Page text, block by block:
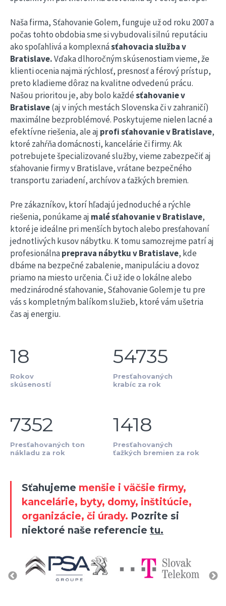
Naša firma, Sťahovanie Golem, funguje už od roku 2007 a
počas tohto obdobia sme si vybudovali silnú reputáciu
ako spoľahlivá a komplexnásťahovacia služba v
Bratislave.Vďaka dlhoročným skúsenostiam vieme, že
klienti ocenia najmä rýchlosť, presnosť a férový prístup,
preto kladieme dôraz na kvalitne odvedenú prácu.
Našou prioritou je, aby bolo každésťahovanie v
Bratislave(aj v iných mestách Slovenska či v zahraničí)
maximálne bezproblémové. Poskytujeme nielen lacné a
efektívne riešenia, ale aj profi sťahovanie v Bratislave,
ktoré zahŕňa domácnosti, kancelárie či firmy. Ak
potrebujete špecializované služby, vieme zabezpečiť aj
sťahovanie firmy v Bratislave, vrátane bezpečného
transportu zariadení, archívov a ťažkých bremien.
Pre zákazníkov, ktorí hľadajú jednoduché a rýchle
riešenia, ponúkame aj malé sťahovanie v Bratislave,
ktoré je ideálne pri menších bytoch alebo presťahovaní
jednotlivých kusov nábytku. K tomu samozrejme patrí aj
profesionálnapreprava nábytku v Bratislave, kde
dbáme na bezpečné zabalenie, manipuláciu a dovoz
priamo na miesto určenia. Či už ide o lokálne alebo
medzinárodné sťahovanie, Sťahovanie Golem je tu pre
vás s kompletným balíkom služieb, ktoré vám ušetria
čas aj energiu.
18
Rokov
skúseností
54735
Presťahovaných
krabíc za rok
7352
Presťahovaných ton
nákladu za rok
1418
Presťahovaných
ťažkých bremien za rok
Sťahujeme menšie i väčšie firmy,
kancelárie, byty, domy, inštitúcie,
organizácie, či úrady. Pozrite si
niektoré naše referencie tu.